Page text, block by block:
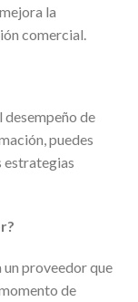
la
comercial.
de
puedes
estrategias
un proveedor que
de